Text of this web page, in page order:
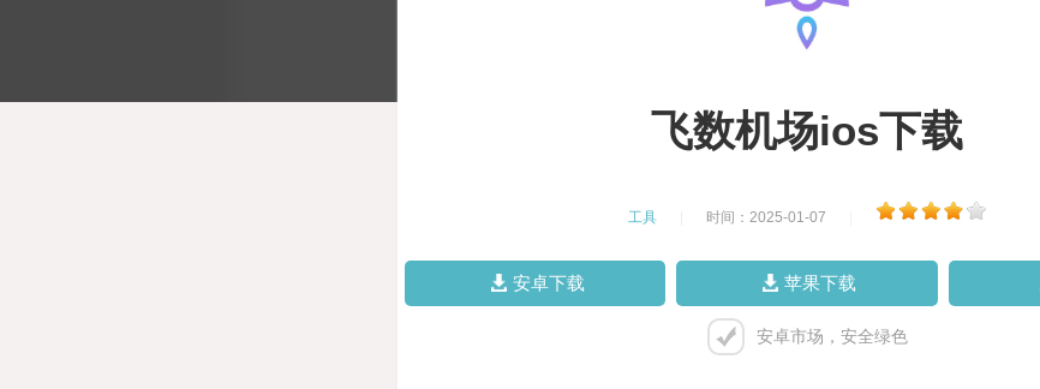
飞数机场ios下载
工具 时间：2025-01-07
安卓下载 苹果下载
安卓市场，安全绿色